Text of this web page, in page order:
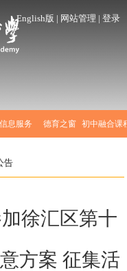
English版 | 网站管理 | 登录
信息服务 德育之窗 初中融合课
告
徐汇区第十
方案 征集活